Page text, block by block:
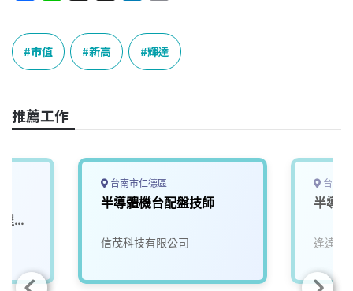
c
e
b
o
k
e
e
a
n
k
e
n
p
L
k
市值 新高 輝達
推薦工作
工
台南市仁德區
半導體機台配盤技師
信茂科技有限公司
台中
半導
逢達能